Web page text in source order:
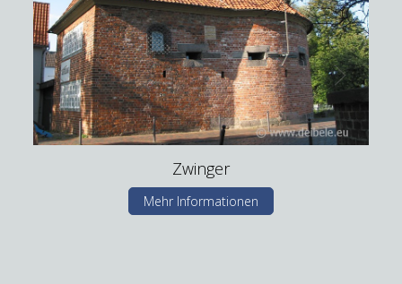
Zwinger
Mehr Informationen